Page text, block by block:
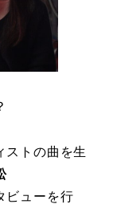
ストの曲を⽣
ビューを⾏